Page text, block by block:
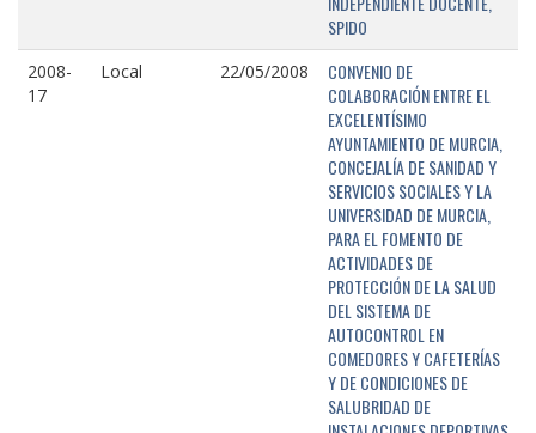
SPIDO
2008-
17
Local 22/05/2008
CONVENIO DE
COLABORACIÓN ENTRE EL
EXCELENTÍSIMO
AYUNTAMIENTO DE MURCIA,
CONCEJALÍA DE SANIDAD Y
SERVICIOS SOCIALES Y LA
UNIVERSIDAD DE MURCIA,
PARA EL FOMENTO DE
ACTIVIDADES DE
PROTECCIÓN DE LA SALUD
DEL SISTEMA DE
AUTOCONTROL EN
COMEDORES Y CAFETERÍAS
Y DE CONDICIONES DE
SALUBRIDAD DE